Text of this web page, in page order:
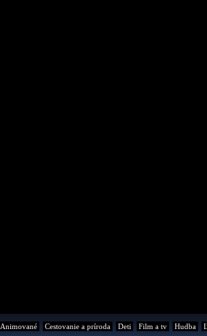
Animované Cestovanie a príroda Deti Film a tv Hudba